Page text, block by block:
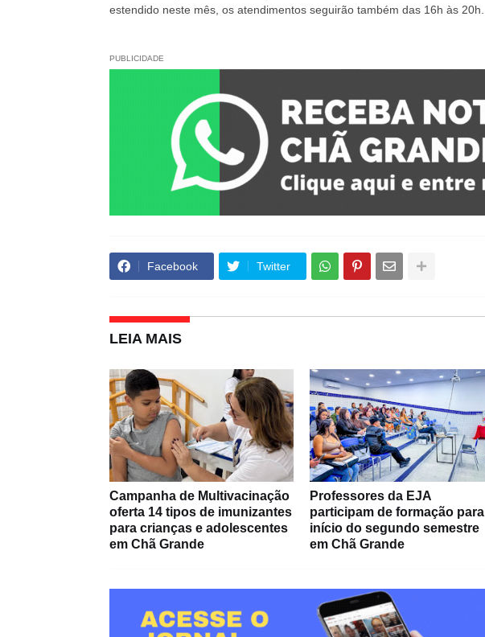
estendido neste mês, os atendimentos seguirão também das 16h às 20h.
PUBLICIDADE
Facebook Twitter
LEIA MAIS
Campanha de Multivacinação
oferta 14 tipos de imunizantes
para crianças e adolescentes
em Chã Grande
Professores da EJA
participam de formação para
início do segundo semestre
em Chã Grande